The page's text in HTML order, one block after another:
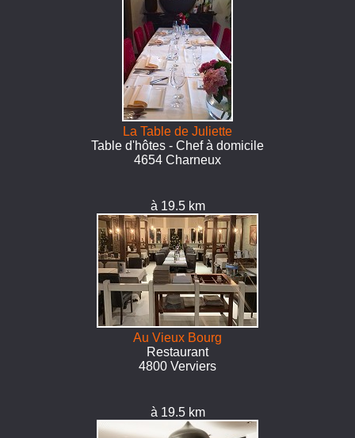
La Table de Juliette
Table d'hôtes - Chef à domicile
4654 Charneux
à 19.5 km
Au Vieux Bourg
Restaurant
4800 Verviers
à 19.5 km